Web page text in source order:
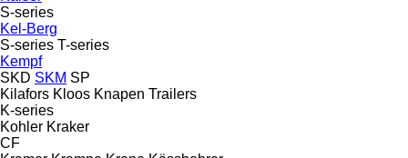
S-series
Kel-Berg
S-series T-series
Kempf
SKD SKM SP
Kilafors Kloos Knapen Trailers
K-series
Kohler Kraker
CF